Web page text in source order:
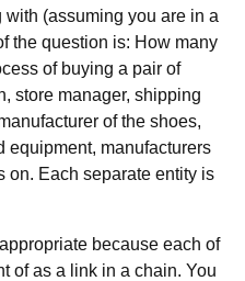
(assuming you are in a
the question is: How many
of buying a pair of
store manager, shipping
of the shoes,
equipment, manufacturers
Each separate entity is
because each of
of as a link in a chain. You